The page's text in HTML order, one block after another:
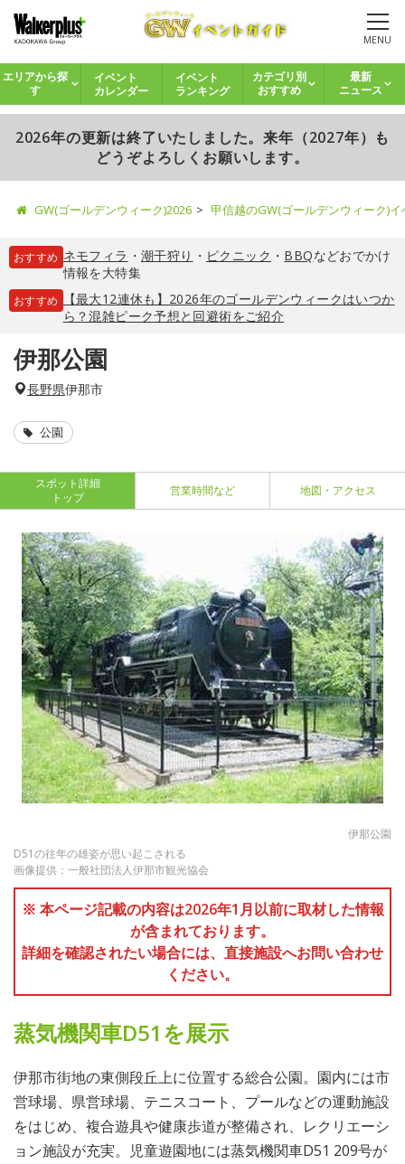
MENU
エリアから探
す
イベント
カレンダー
イベント
ランキング
カテゴリ別
おすすめ
最新
ニュース
2026年の更新は終了いたしました。来年（2027年）も
どうぞよろしくお願いします。
GW(ゴールデンウィーク)2026 甲信越のGW(ゴールデンウィーク)
おすすめ ネモフィラ ・ 潮干狩り ・ ピクニック ・ BBQなどおでかけ
情報を大特集
おすすめ
【最大12連休も】2026年のゴールデンウィークはいつか
ら？混雑ピーク予想と回避術をご紹介
伊那公園
長野県伊那市
公園
スポット詳細
トップ
営業時間など 地図・アクセス
伊那公園
D51の往年の雄姿が思い起こされる
画像提供：一般社団法人伊那市観光協会
※ 本ページ記載の内容は2026年1月以前に取材した情報
が含まれております。
詳細を確認されたい場合には、直接施設へお問い合わせ
ください。
蒸気機関車D51を展示
伊那市街地の東側段丘上に位置する総合公園。園内には市
営球場、県営球場、テニスコート、プールなどの運動施設
をはじめ、複合遊具や健康歩道が整備され、レクリエーシ
ョン施設が充実。児童遊園地には蒸気機関車D51 209号が